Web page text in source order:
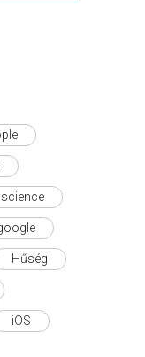
Hűség
iOS